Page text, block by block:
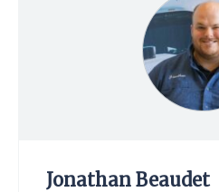
Jonathan Beaudet